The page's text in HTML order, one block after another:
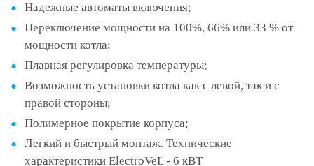
Надежные автоматы включения;
Переключение мощности на 100%, 66% или 33 % от
мощности котла;
Плавная регулировка температуры;
Возможность установки котла как с левой, так и с
правой стороны;
Полимерное покрытие корпуса;
Легкий и быстрый монтаж. Технические
характеристики ElectroVeL - 6 кВТ